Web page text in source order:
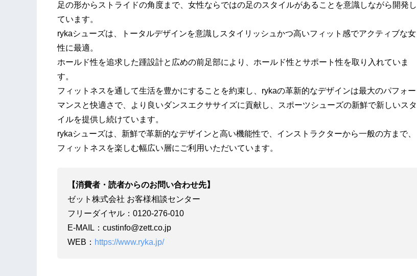
足の形からストライドの⾓度まで、⼥性ならではの足のスタイルがあることを意識しながら開発し
ています。
rykaシューズは、トータルデザインを意識しスタイリッシュかつ⾼いフィット感でアクティブな⼥
性に最適。
ホールド性を追求した踵設計と広めの前足部により、ホールド性とサポート性を取り入れていま
す。
フィットネスを通して⽣活を豊かにすることを約束し、rykaの⾰新的なデザインは最⼤のパフォー
マンスと快適さで、より良いダンスエクササイズに貢献し、スポーツシューズの新鮮で新しいスタ
イルを提供し続けています。
rykaシューズは、新鮮で⾰新的なデザインと⾼い機能性で、インストラクターから⼀般の⽅まで、
フィットネスを楽しむ幅広い層にご利⽤いただいています。
【消費者・読者からのお問い合わせ先】
ゼット株式会社 お客様相談センター
フリーダイヤル：0120‐276‐010
E‐MAIL：custinfo@zett.co.jp
WEB： https://www.ryka.jp/